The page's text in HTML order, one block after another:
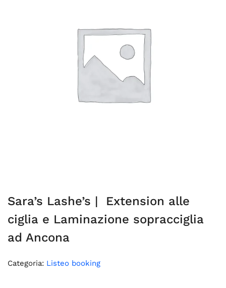
Sara’s Lashe’s | Extension alle
ciglia e Laminazione sopracciglia
ad Ancona
Categoria: Listeo booking